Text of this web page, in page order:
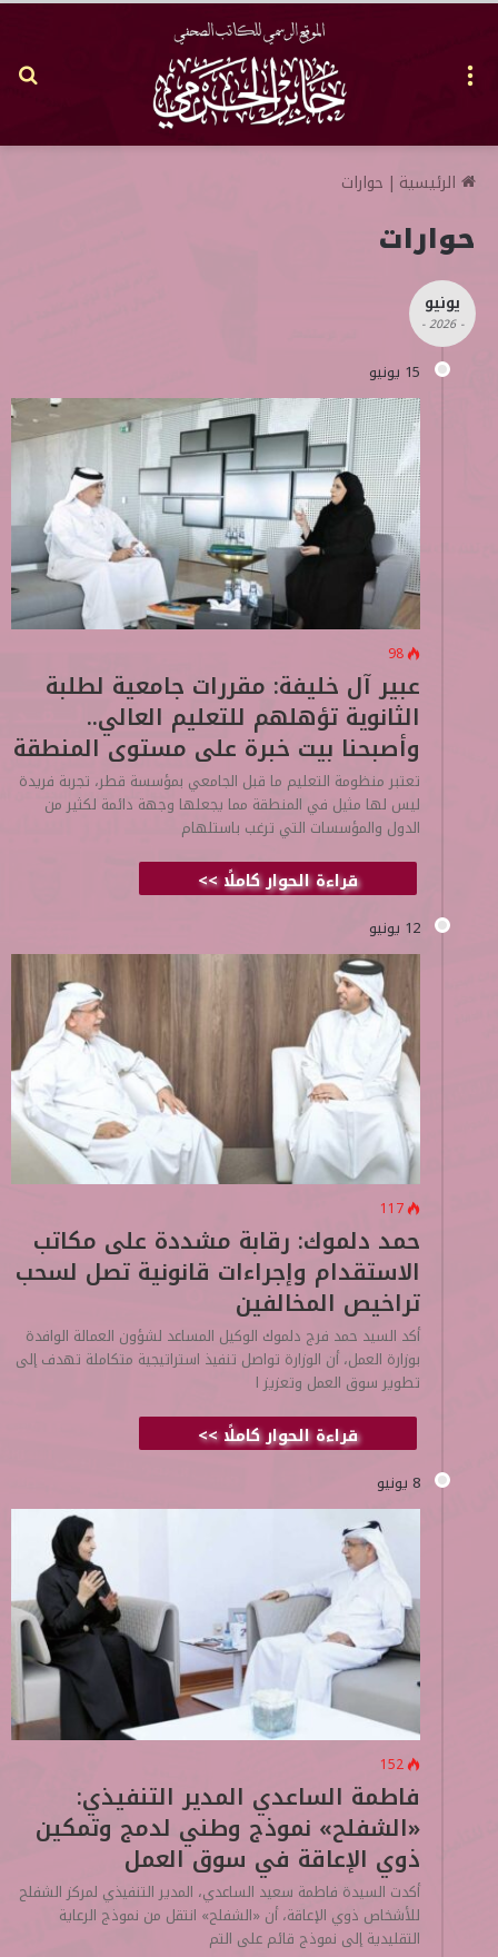
الرئيسية | حوارات
حوارات
يونيو
- 2026 -
15 يونيو
98
عبير آل خليفة: مقررات جامعية لطلبة
الثانوية تؤهلهم للتعليم العالي..
وأصبحنا بيت خبرة على مستوى المنطقة
تعتبر منظومة التعليم ما قبل الجامعي بمؤسسة قطر، تجربة فريدة
ليس لها مثيل في المنطقة مما يجعلها وجهة دائمة لكثير من
الدول والمؤسسات التي ترغب باستلهام
قراءة الحوار كاملًا >>
12 يونيو
117
حمد دلموك: رقابة مشددة على مكاتب
الاستقدام وإجراءات قانونية تصل لسحب
تراخيص المخالفين
أكد السيد حمد فرج دلموك الوكيل المساعد لشؤون العمالة الوافدة
بوزارة العمل، أن الوزارة تواصل تنفيذ استراتيجية متكاملة تهدف إلى
تطوير سوق العمل وتعزيز ا
قراءة الحوار كاملًا >>
8 يونيو
152
فاطمة الساعدي المدير التنفيذي:
«الشفلح» نموذج وطني لدمج وتمكين
ذوي الإعاقة في سوق العمل
أكدت السيدة فاطمة سعيد الساعدي، المدير التنفيذي لمركز الشفلح
للأشخاص ذوي الإعاقة، أن «الشفلح» انتقل من نموذج الرعاية
التقليدية إلى نموذج قائم على التم